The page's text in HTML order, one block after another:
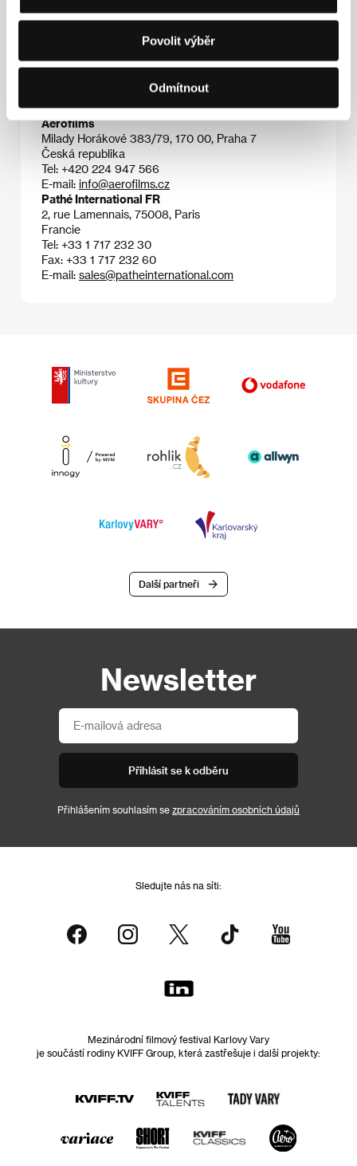
Povolit výběr
Odmítnout
Benedetta(2021).
Aerofilms
Milady Horákové 383/79, 170 00, Praha 7
Česká republika
Tel: +420 224 947 566
E-mail: info@aerofilms.cz
Pathé International FR
2, rue Lamennais, 75008, Paris
Francie
Tel: +33 1 717 232 30
Fax: +33 1 717 232 60
E-mail: sales@patheinternational.com
Další partneři
Newsletter
Přihlásit se k odběru
Přihlášením souhlasím se zpracováním osobních údajů
Sledujte nás na síti:
Mezinárodní filmový festival Karlovy Vary
je součástí rodiny KVIFF Group, která zastřešuje i další projekty: